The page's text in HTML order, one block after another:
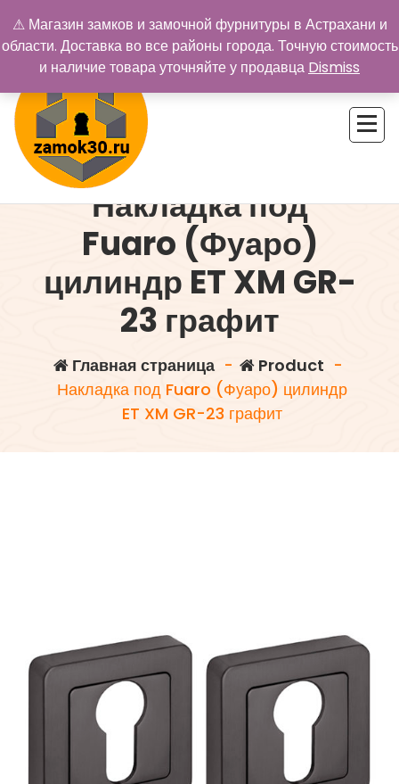
содержимому
Накладка под
Fuaro (Фуаро)
цилиндр ET XM GR-
23 графит
Главная страница - Product -
Накладка под Fuaro (Фуаро) цилиндр
ET XM GR-23 графит
⚠ Магазин замков и замочной фурнитуры в Астрахани и
области. Доставка во все районы города. Точную стоимость
и наличие товара уточняйте у продавца Dismiss